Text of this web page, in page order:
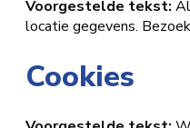
Voorgestelde tekst:
locatie gegevens.
Cookies